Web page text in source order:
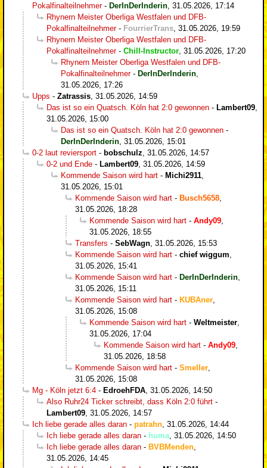
Pokalfinalteilnehmer- DerInDerInderin 31.05.2026, 17:14
Rhynern Meister Oberliga Westfalen und DFB-
Pokalfinalteilnehmer- FourrierTrans 31.05.2026, 19:59
Rhynern Meister Oberliga Westfalen und DFB-
Pokalfinalteilnehmer- Chill-Instructor 31.05.2026, 17:20
Rhynern Meister Oberliga Westfalen und DFB-
Pokalfinalteilnehmer- DerInDerInderin
31.05.2026, 17:26
Upps - Zatrassis 31.05.2026, 14:59
Das ist so ein Quatsch. Köln hat 2:0 gewonnen - Lambert09
31.05.2026, 15:00
Das ist so ein Quatsch. Köln hat 2:0 gewonnen -
DerInDerInderin 31.05.2026, 15:01
0-2 laut reviersport - bobschulz 31.05.2026, 14:57
0-2 und Ende - Lambert09 31.05.2026, 14:59
Kommende Saison wird hart - Michi2911
31.05.2026, 15:01
Kommende Saison wird hart - Busch5658
31.05.2026, 18:28
Kommende Saison wird hart - Andy09
31.05.2026, 18:55
Transfers - SebWagn 31.05.2026, 15:53
Kommende Saison wird hart - chief wiggum
31.05.2026, 15:41
Kommende Saison wird hart - DerInDerInderin
31.05.2026, 15:11
Kommende Saison wird hart - KUBAner
31.05.2026, 15:08
Kommende Saison wird hart - Weltmeister
31.05.2026, 17:04
Kommende Saison wird hart - Andy09
31.05.2026, 18:58
Kommende Saison wird hart - Smeller
31.05.2026, 15:08
Mg - Köln jetzt 6:4 - EdroehFDA 31.05.2026, 14:50
Also Ruhr24 Ticker schreibt, dass Köln 2:0 führt -
Lambert09 31.05.2026, 14:57
Ich liebe gerade alles daran - patrahn 31.05.2026, 14:44
Ich liebe gerade alles daran - huma 31.05.2026, 14:50
Ich liebe gerade alles daran - BVBMenden
31.05.2026, 14:45